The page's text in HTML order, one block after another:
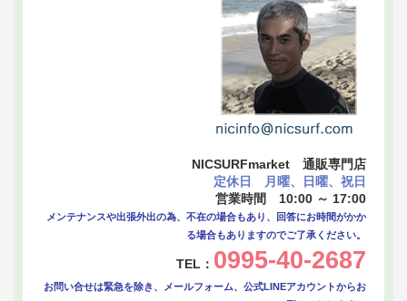
NICSURFmarket 通販専門店
定休日 月曜、日曜、祝日
営業時間 10:00 ～ 17:00
メンテナンスや出張外出の為、不在の場合もあり、回答にお時間がかか
る場合もありますのでご了承ください。
TEL： 0995-40-2687
お問い合せは緊急を除き、メールフォーム、公式LINEアカウントからお